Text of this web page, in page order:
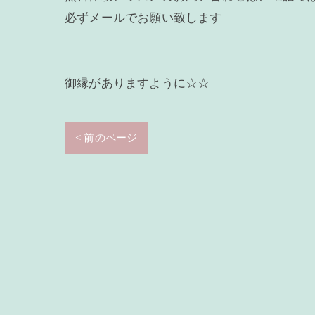
必ずメールでお願い致します
御縁がありますように☆☆
< 前のページ